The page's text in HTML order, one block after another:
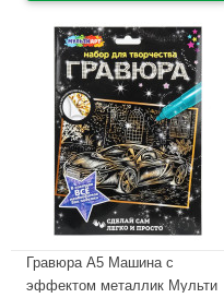
Гравюра А5 Машина с
эффектом металлик Мульти